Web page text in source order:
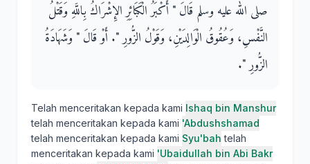
صلى الله عليه وسلم قَالَ ‏"‏ أَكْبَرُ الْكَبَائِرِ الإِشْرَاكُ بِاللَّهِ وَقَتْلُ
النَّفْسِ، وَعُقُوقُ الْوَالِدَيْنِ، وَقَوْلُ الزُّورِ ‏"‏‏.‏ أَوْ قَالَ ‏"‏ وَشَهَادَةُ
الزُّورِ ‏"‏‏.‏
Telah menceritakan kepada kami Ishaq bin Manshur
telah menceritakan kepada kami 'Abdushshamad
telah menceritakan kepada kami Syu'bah telah
menceritakan kepada kami 'Ubaidullah bin Abi Bakr